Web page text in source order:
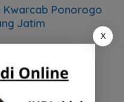
Kwarcab Ponorogo
Jatim
X